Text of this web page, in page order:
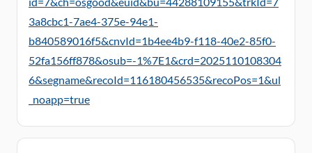
3a8cbc1-7ae4-375e-94e1-
b840589016f5&cnvId=1b4ee4b9-f118-40e2-85f0-
52fa156ff878&osub=-1%7E1&crd=2025110108304
6&segname&recoId=116180456535&recoPos=1&ul
_noapp=true